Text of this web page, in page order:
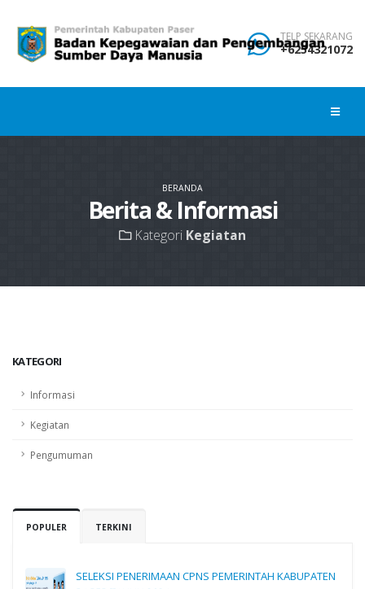
TELP SEKARANG
+6254321072
Berita & Informasi
Kategori Kegiatan
BERANDA
KATEGORI
Informasi
Kegiatan
Pengumuman
POPULER TERKINI
SELEKSI PENERIMAAN CPNS PEMERINTAH KABUPATEN